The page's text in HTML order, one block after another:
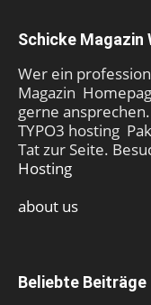
Schicke Magazin
Wer ein
Magazin
gerne
TYPO3 hosting
Tat zur Seite.
Hosting
about us
Beliebte Beiträge